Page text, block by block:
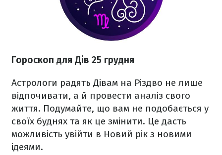
Гороскоп для Дів 25 грудня
Астрологи радять Дівам на Різдво не лише
відпочивати, а й провести аналіз свого
життя. Подумайте, що вам не подобається у
своїх буднях та як це змінити. Це дасть
можливість увійти в Новий рік з новими
ідеями.